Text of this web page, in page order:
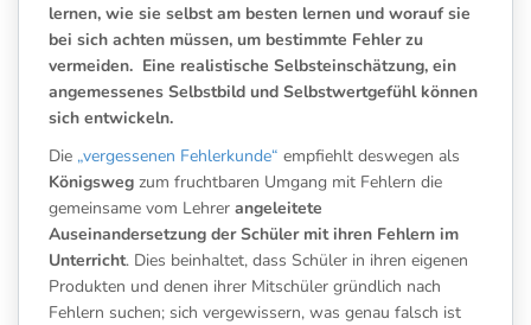
lernen, wie sie selbst am besten lernen und worauf sie
bei sich achten müssen, um bestimmte Fehler zu
vermeiden. Eine realistische Selbsteinschätzung, ein
angemessenes Selbstbild und Selbstwertgefühl können
sich entwickeln.
Die „vergessenen Fehlerkunde“ empfiehlt deswegen als
Königsweg zum fruchtbaren Umgang mit Fehlern die
gemeinsame vom Lehrer angeleitete
Auseinandersetzung der Schüler mit ihren Fehlern im
Unterricht. Dies beinhaltet, dass Schüler in ihren eigenen
Produkten und denen ihrer Mitschüler gründlich nach
Fehlern suchen; sich vergewissern, was genau falsch ist